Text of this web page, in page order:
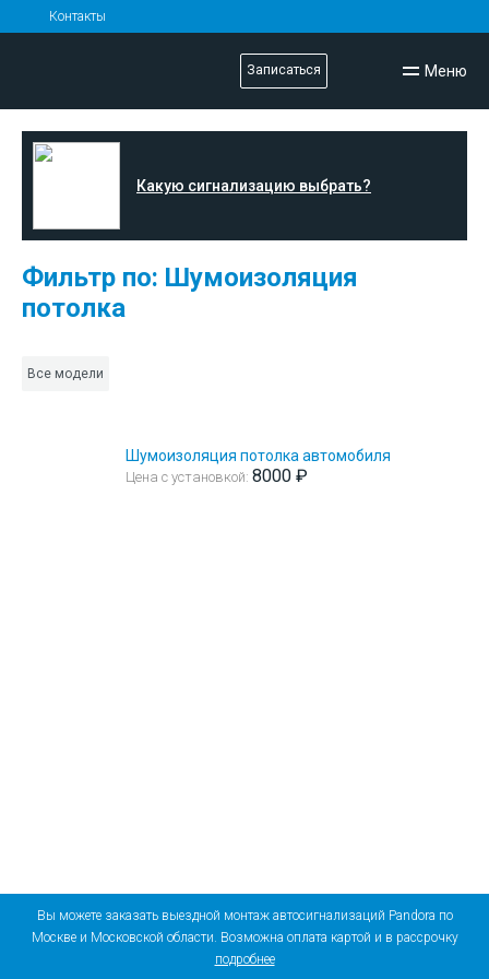
Контакты
Записаться Меню
Фильтр по: Шумоизоляция
потолка
Все модели
Шумоизоляция потолка автомобиля
Цена с установкой: 8000 ₽
Какую сигнализацию выбрать?
Вы можете заказать выездной монтаж автосигнализаций Pandora по
Москве и Московской области. Возможна оплата картой и в рассрочку
подробнее